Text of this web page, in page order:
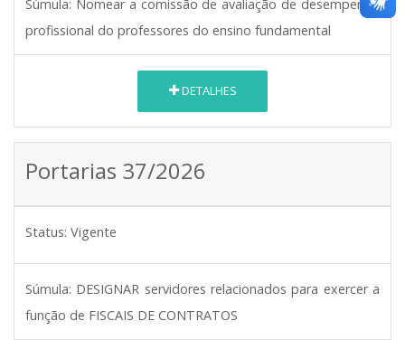
Súmula: Nomear a comissão de avaliação de desempenho
profissional do professores do ensino fundamental
DETALHES
Portarias 37/2026
Status: Vigente
Súmula: DESIGNAR servidores relacionados para exercer a
função de FISCAIS DE CONTRATOS